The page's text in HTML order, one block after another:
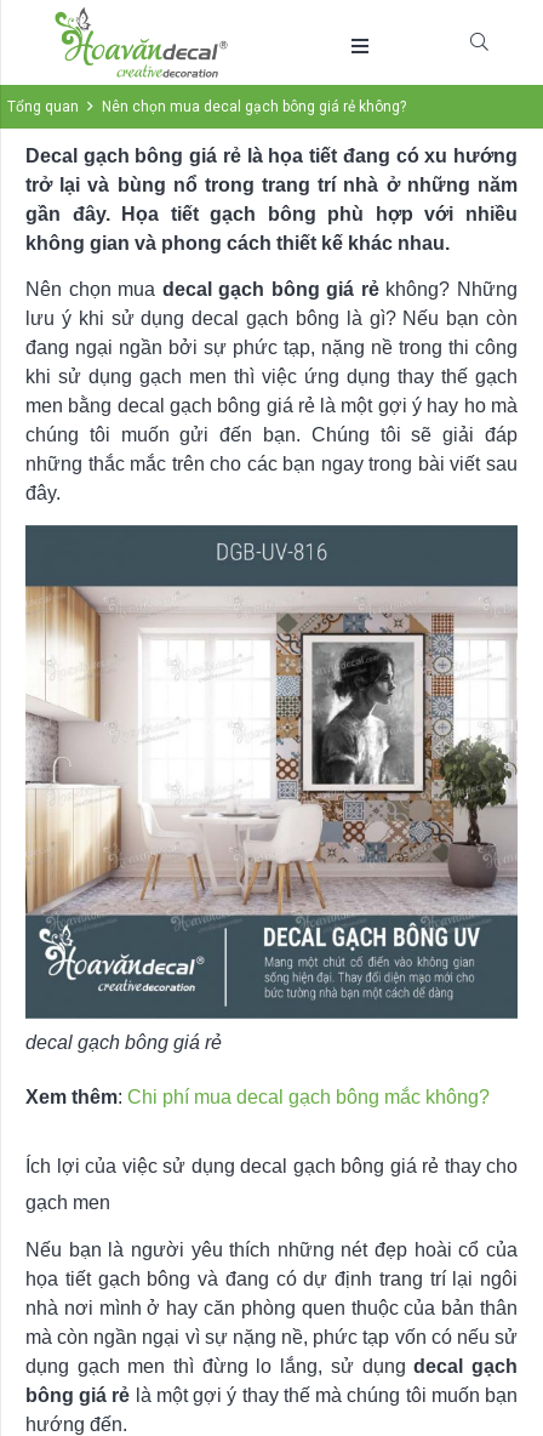
Tổng quan Nên chọn mua decal gạch bông giá rẻ không?
Decal gạch bông giá rẻ là họa tiết đang có xu hướng
trở lại và bùng nổ trong trang trí nhà ở những năm
gần đây. Họa tiết gạch bông phù hợp với nhiều
không gian và phong cách thiết kế khác nhau.
Nên chọn mua decal gạch bông giá rẻkhông? Những
lưu ý khi sử dụng decal gạch bông là gì? Nếu bạn còn
đang ngại ngần bởi sự phức tạp, nặng nề trong thi công
khi sử dụng gạch men thì việc ứng dụng thay thế gạch
men bằng decal gạch bông giá rẻ là một gợi ý hay ho mà
chúng tôi muốn gửi đến bạn. Chúng tôi sẽ giải đáp
những thắc mắc trên cho các bạn ngay trong bài viết sau
đây.
decal gạch bông giá rẻ
Xem thêm: Chi phí mua decal gạch bông mắc không?
Ích lợi của việc sử dụng decal gạch bông giá rẻ thay cho
gạch men
Nếu bạn là người yêu thích những nét đẹp hoài cổ của
họa tiết gạch bông và đang có dự định trang trí lại ngôi
nhà nơi mình ở hay căn phòng quen thuộc của bản thân
mà còn ngần ngại vì sự nặng nề, phức tạp vốn có nếu sử
dụng gạch men thì đừng lo lắng, sử dụngdecal gạch
bông giá rẻ là một gợi ý thay thế mà chúng tôi muốn bạn
hướng đến.